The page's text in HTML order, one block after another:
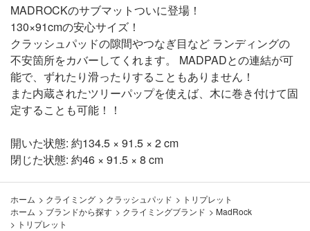
MADROCKのサブマットついに登場！
130×91cmの安心サイズ！
クラッシュパッドの隙間やつなぎ目など ランディングの
不安箇所をカバーしてくれます。 MADPADとの連結が可
能で、ずれたり滑ったりすることもありません！
また内蔵されたツリーパップを使えば、木に巻き付けて固
定することも可能！！
開いた状態: 約134.5 × 91.5 × 2 cm
閉じた状態: 約46 × 91.5 × 8 cm
ホーム > クライミング > クラッシュパッド > トリプレット
ホーム > ブランドから探す > クライミングブランド > MadRock
> トリプレット